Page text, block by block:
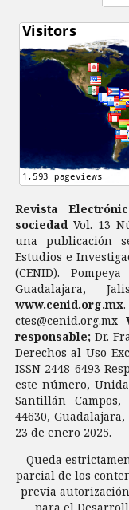
Revista
sociedad Vol. 13
una publicación
Estudios e
(CENID).
Guadalajara,
www.cenid.org.mx
ctes@cenid.org.mx
responsable; Dr.
Derechos al Uso
ISSN 2448-6493
este número,
Santillán Campos,
44630,
23 de enero 2025.
Queda
parcial de los
previa
para el